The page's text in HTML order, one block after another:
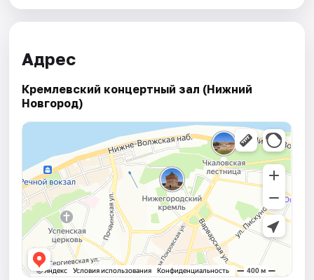
Адрес
Кремлевский концертный зал (Нижний
Новгород)